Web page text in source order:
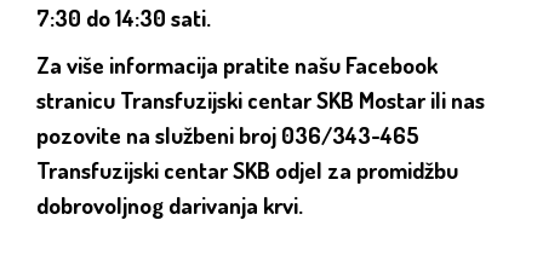
7:30 do 14:30 sati.
Za više informacija pratite našu Facebook
stranicu Transfuzijski centar SKB Mostar ili nas
pozovite na službeni broj 036/343-465
Transfuzijski centar SKB odjel za promidžbu
dobrovoljnog darivanja krvi.